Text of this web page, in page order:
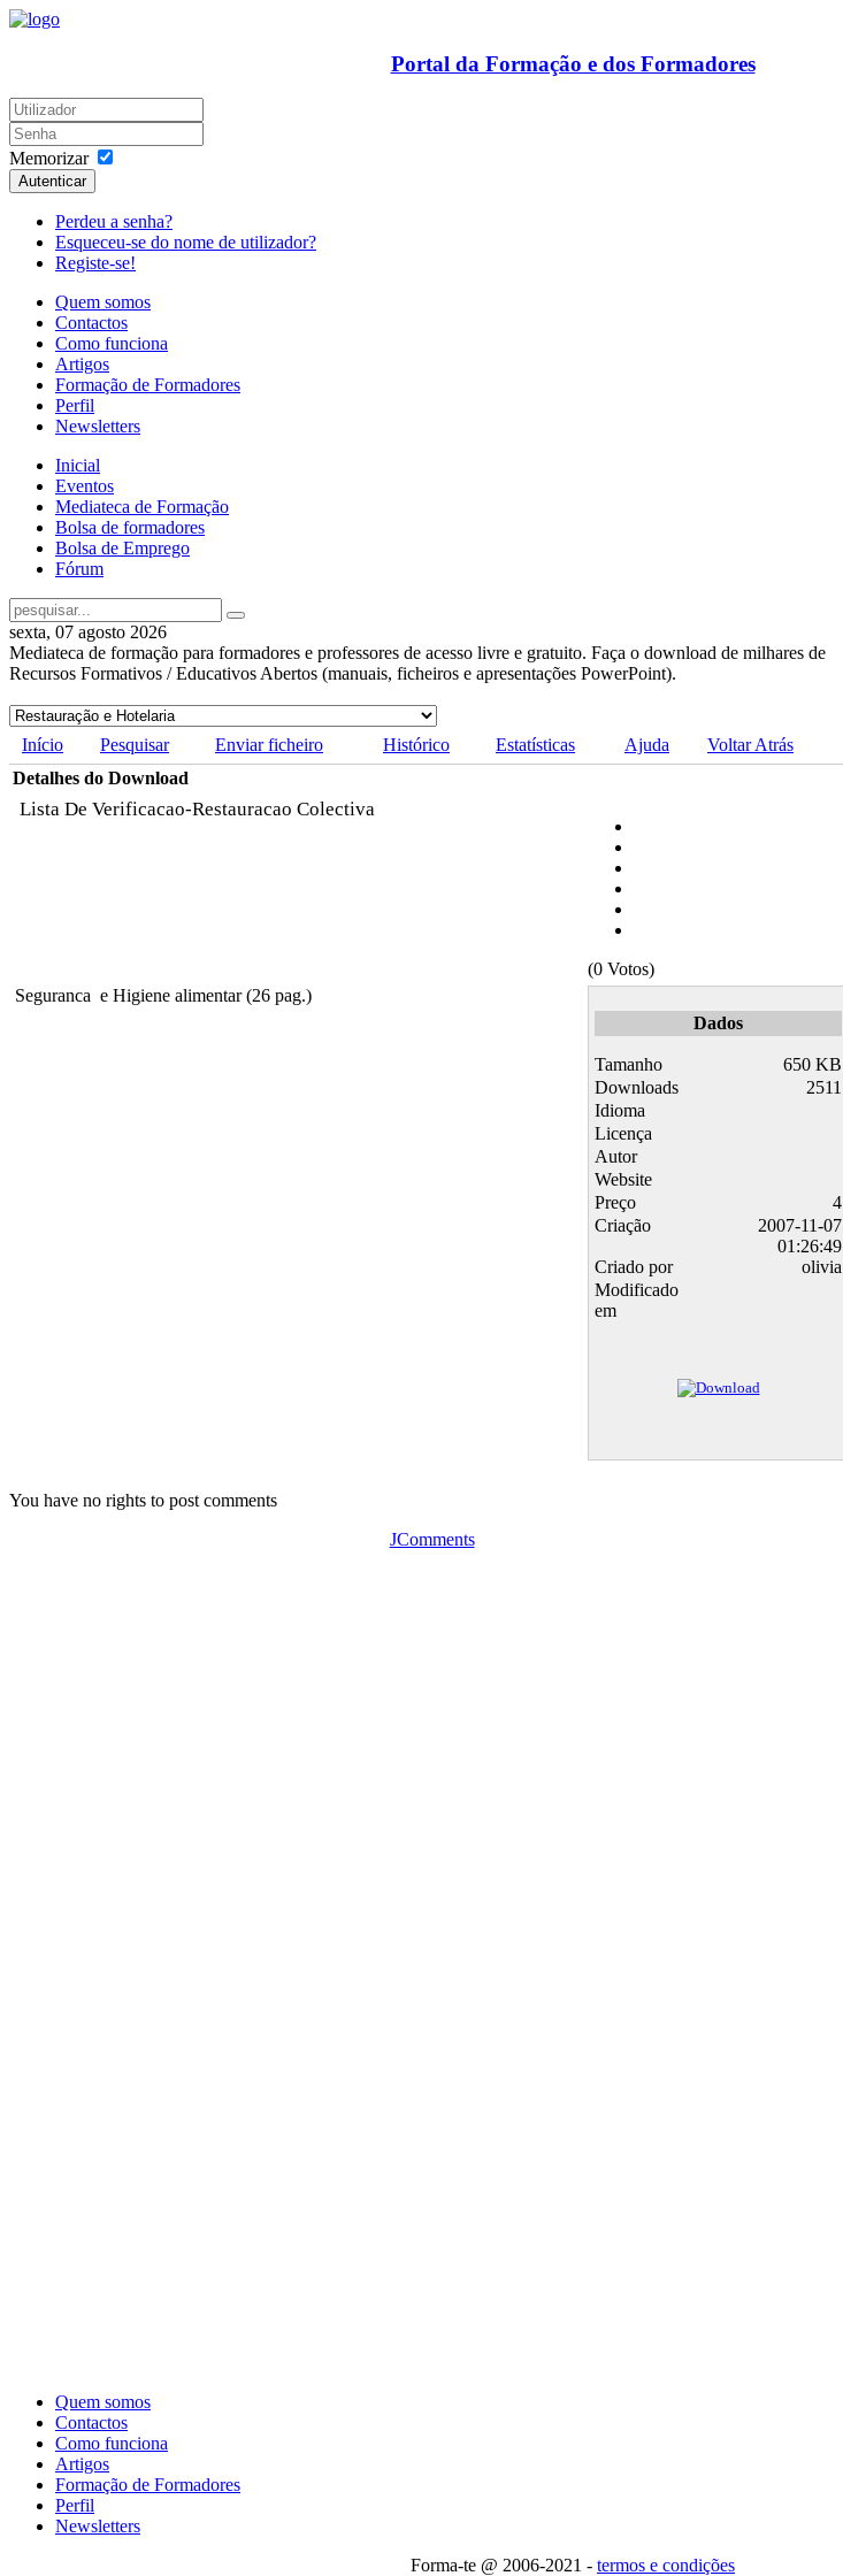
Portal da Formação e dos Formadores
Memorizar
Autenticar
Perdeu a senha?
Esqueceu-se do nome de utilizador?
Registe-se!
Quem somos
Contactos
Como funciona
Artigos
Formação de Formadores
Perfil
Newsletters
Inicial
Eventos
Mediateca de Formação
Bolsa de formadores
Bolsa de Emprego
Fórum
sexta, 07 agosto 2026
Mediateca de formação para formadores e professores de acesso livre e gratuito. Faça o download de milhares de
Recursos Formativos / Educativos Abertos (manuais, ficheiros e apresentações PowerPoint).
Início Pesquisar Enviar ficheiro Histórico Estatísticas Ajuda
Voltar Atrás
Detalhes do Download
Lista De Verificacao-Restauracao Colectiva
(0 Votos)
Seguranca e Higiene alimentar (26 pag.)
Dados
Tamanho
650 KB
Downloads
2511
Idioma
Licença
Autor
Website
Preço
4
Criação
2007-11-07
01:26:49
Criado por
olivia
Modificado
em
You have no rights to post comments
JComments
Quem somos
Contactos
Como funciona
Artigos
Formação de Formadores
Perfil
Newsletters
Forma-te @ 2006-2021 - termos e condições